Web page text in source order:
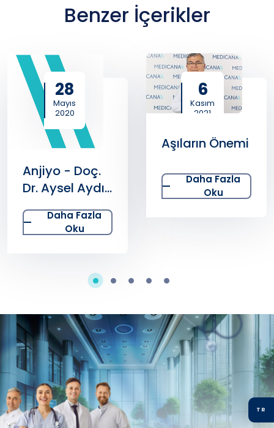
TR
Benzer İçerikler
28
Mayıs
2020
Anjiyo - Doç.
Dr. Aysel Aydın
Kaderli
Daha Fazla
Oku
6
Kasım
2021
Aşıların Önemi
Daha Fazla
Oku